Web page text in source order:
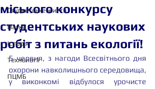
Студентське життя
Наука
Історія
Технології
ПЦМБ
міського конкурсу
студентських наукових
робіт з питань екології!
5 червня, з нагоди Всесвітнього дня
охорони навколишнього середовища,
у виконкомі відбулося урочисте